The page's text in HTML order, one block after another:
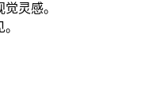
灵感。